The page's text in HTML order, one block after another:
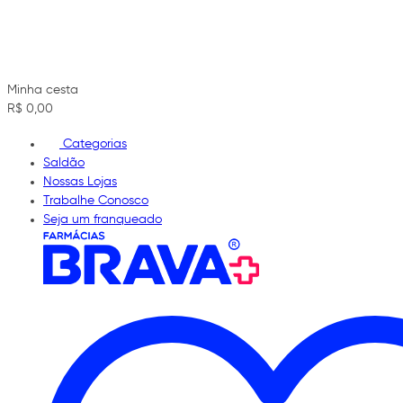
Minha cesta
R$ 0,00
Categorias
Saldão
Nossas Lojas
Trabalhe Conosco
Seja um franqueado